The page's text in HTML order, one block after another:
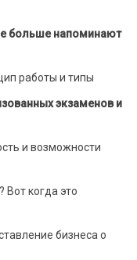
больше напоминают
работы и типы
экзаменов и
и возможности
Вот когда это
бизнеса о